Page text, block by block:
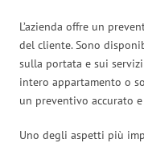
L’azienda offre un
del cliente. Sono
sulla portata e sui
intero appartamento o
un preventivo accurato
Uno degli aspetti più